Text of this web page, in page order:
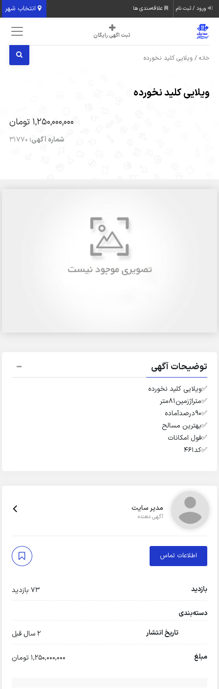
انتخاب شهر ورود / ثبت نام علاقه‌مندی ها
ثبت اگهی رایگان
خانه / ویلایی کلید نخورده
ویلایی کلید نخورده
1,250,000,000 تومان
شماره آگهی: 31770
توضیحات آگهی
✅️ویلایی کلید نخورده
✅️متراژزمین۸۱متر
✅️۹۰درصدآماده
✅️بهترین مسالح
✅️فول امکانات
✅️کد۴۶۱
مدیر سایت
آگهی دهنده
اطلاعات تماس
بازدید 73 بازدید
دسته‌بندی
تاریخ انتشار
2 سال قبل
مبلغ 1,250,000,000 تومان